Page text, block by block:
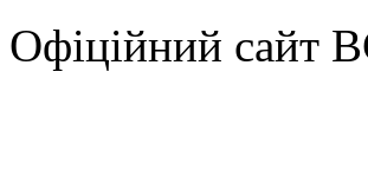
Офіційний